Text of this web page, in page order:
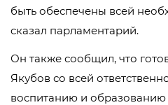
быть обеспечены всей
сказал парламентарий.
Он также сообщил, что
Якубов со всей
воспитанию и образованию